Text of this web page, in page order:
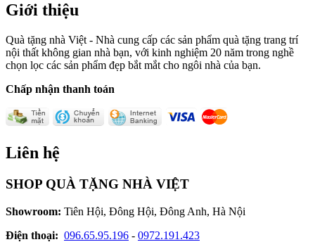
Giới thiệu
Quà tặng nhà Việt - Nhà cung cấp các sản phẩm quà tặng trang trí
nội thất không gian nhà bạn, với kinh nghiệm 20 năm trong nghề
chọn lọc các sản phẩm đẹp bắt mắt cho ngôi nhà của bạn.
Chấp nhận thanh toán
Liên hệ
SHOP QUÀ TẶNG NHÀ VIỆT
Showroom: Tiên Hội, Đông Hội, Đông Anh, Hà Nội
Điện thoại: 096.65.95.196 - 0972.191.423